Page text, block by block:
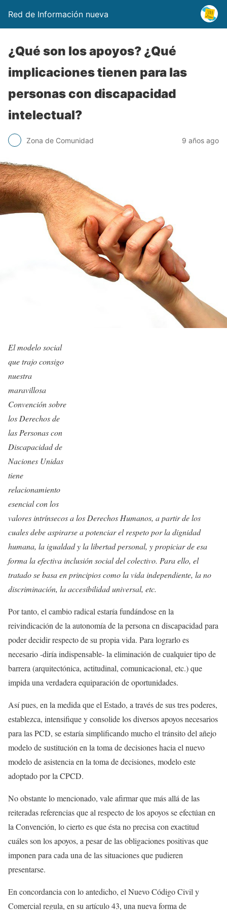
Red de Información nueva
¿Qué son los apoyos? ¿Qué
implicaciones tienen para las
personas con discapacidad
intelectual?
Zona de Comunidad 9 años ago
El modelo social
que trajo consigo
nuestra
maravillosa
Convención sobre
los Derechos de
las Personas con
Discapacidadde
Naciones Unidas
tiene
relacionamiento
esencial con los
valores intrínsecos a los Derechos Humanos, a partir de los
cuales debe aspirarse a potenciar el respeto por la dignidad
humana, la igualdad y la libertad personal, y propiciar de esa
forma la efectiva inclusión social del colectivo. Para ello, el
tratado se basa en principios como la vida independiente, la no
discriminación, la accesibilidad universal, etc.
Por tanto, el cambio radical estaría fundándose en la
reivindicación de la autonomía de la persona cn discapacidad para
poder decidir respecto de su propia vida. Para lograrlo es
necesario -diría indispensable- la eliminación de cualquier tipo de
barrera (arquitectónica, actitudinal, comunicacional, etc.) que
impida una verdadera equiparación de oportunidades.
Así pues, en la medida que el Estado, a través de sus tres poderes,
establezca, intensifique y consolide los diversos apoyos necesarios
para las PCD, se estaría simplificando mucho el tránsito del añejo
modelo de sustitución en la toma de decisiones hacia el nuevo
modelo de asistencia en la toma de decisiones, modelo este
adoptado por la CPCD.
No obstante lo mencionado, vale afirmar que más allá de las
reiteradas referencias que al respecto de los apoyos se efectúan en
la Convención, lo cierto es que ésta no precisa con exactitud
cuáles son los apoyos, a pesar de las obligaciones positivas que
imponen para cada una de las situaciones que pudieren
presentarse.
En concordancia con lo antedicho, el Nuevo Código Civil y
Comercial regula, en su artículo 43, una nueva forma de